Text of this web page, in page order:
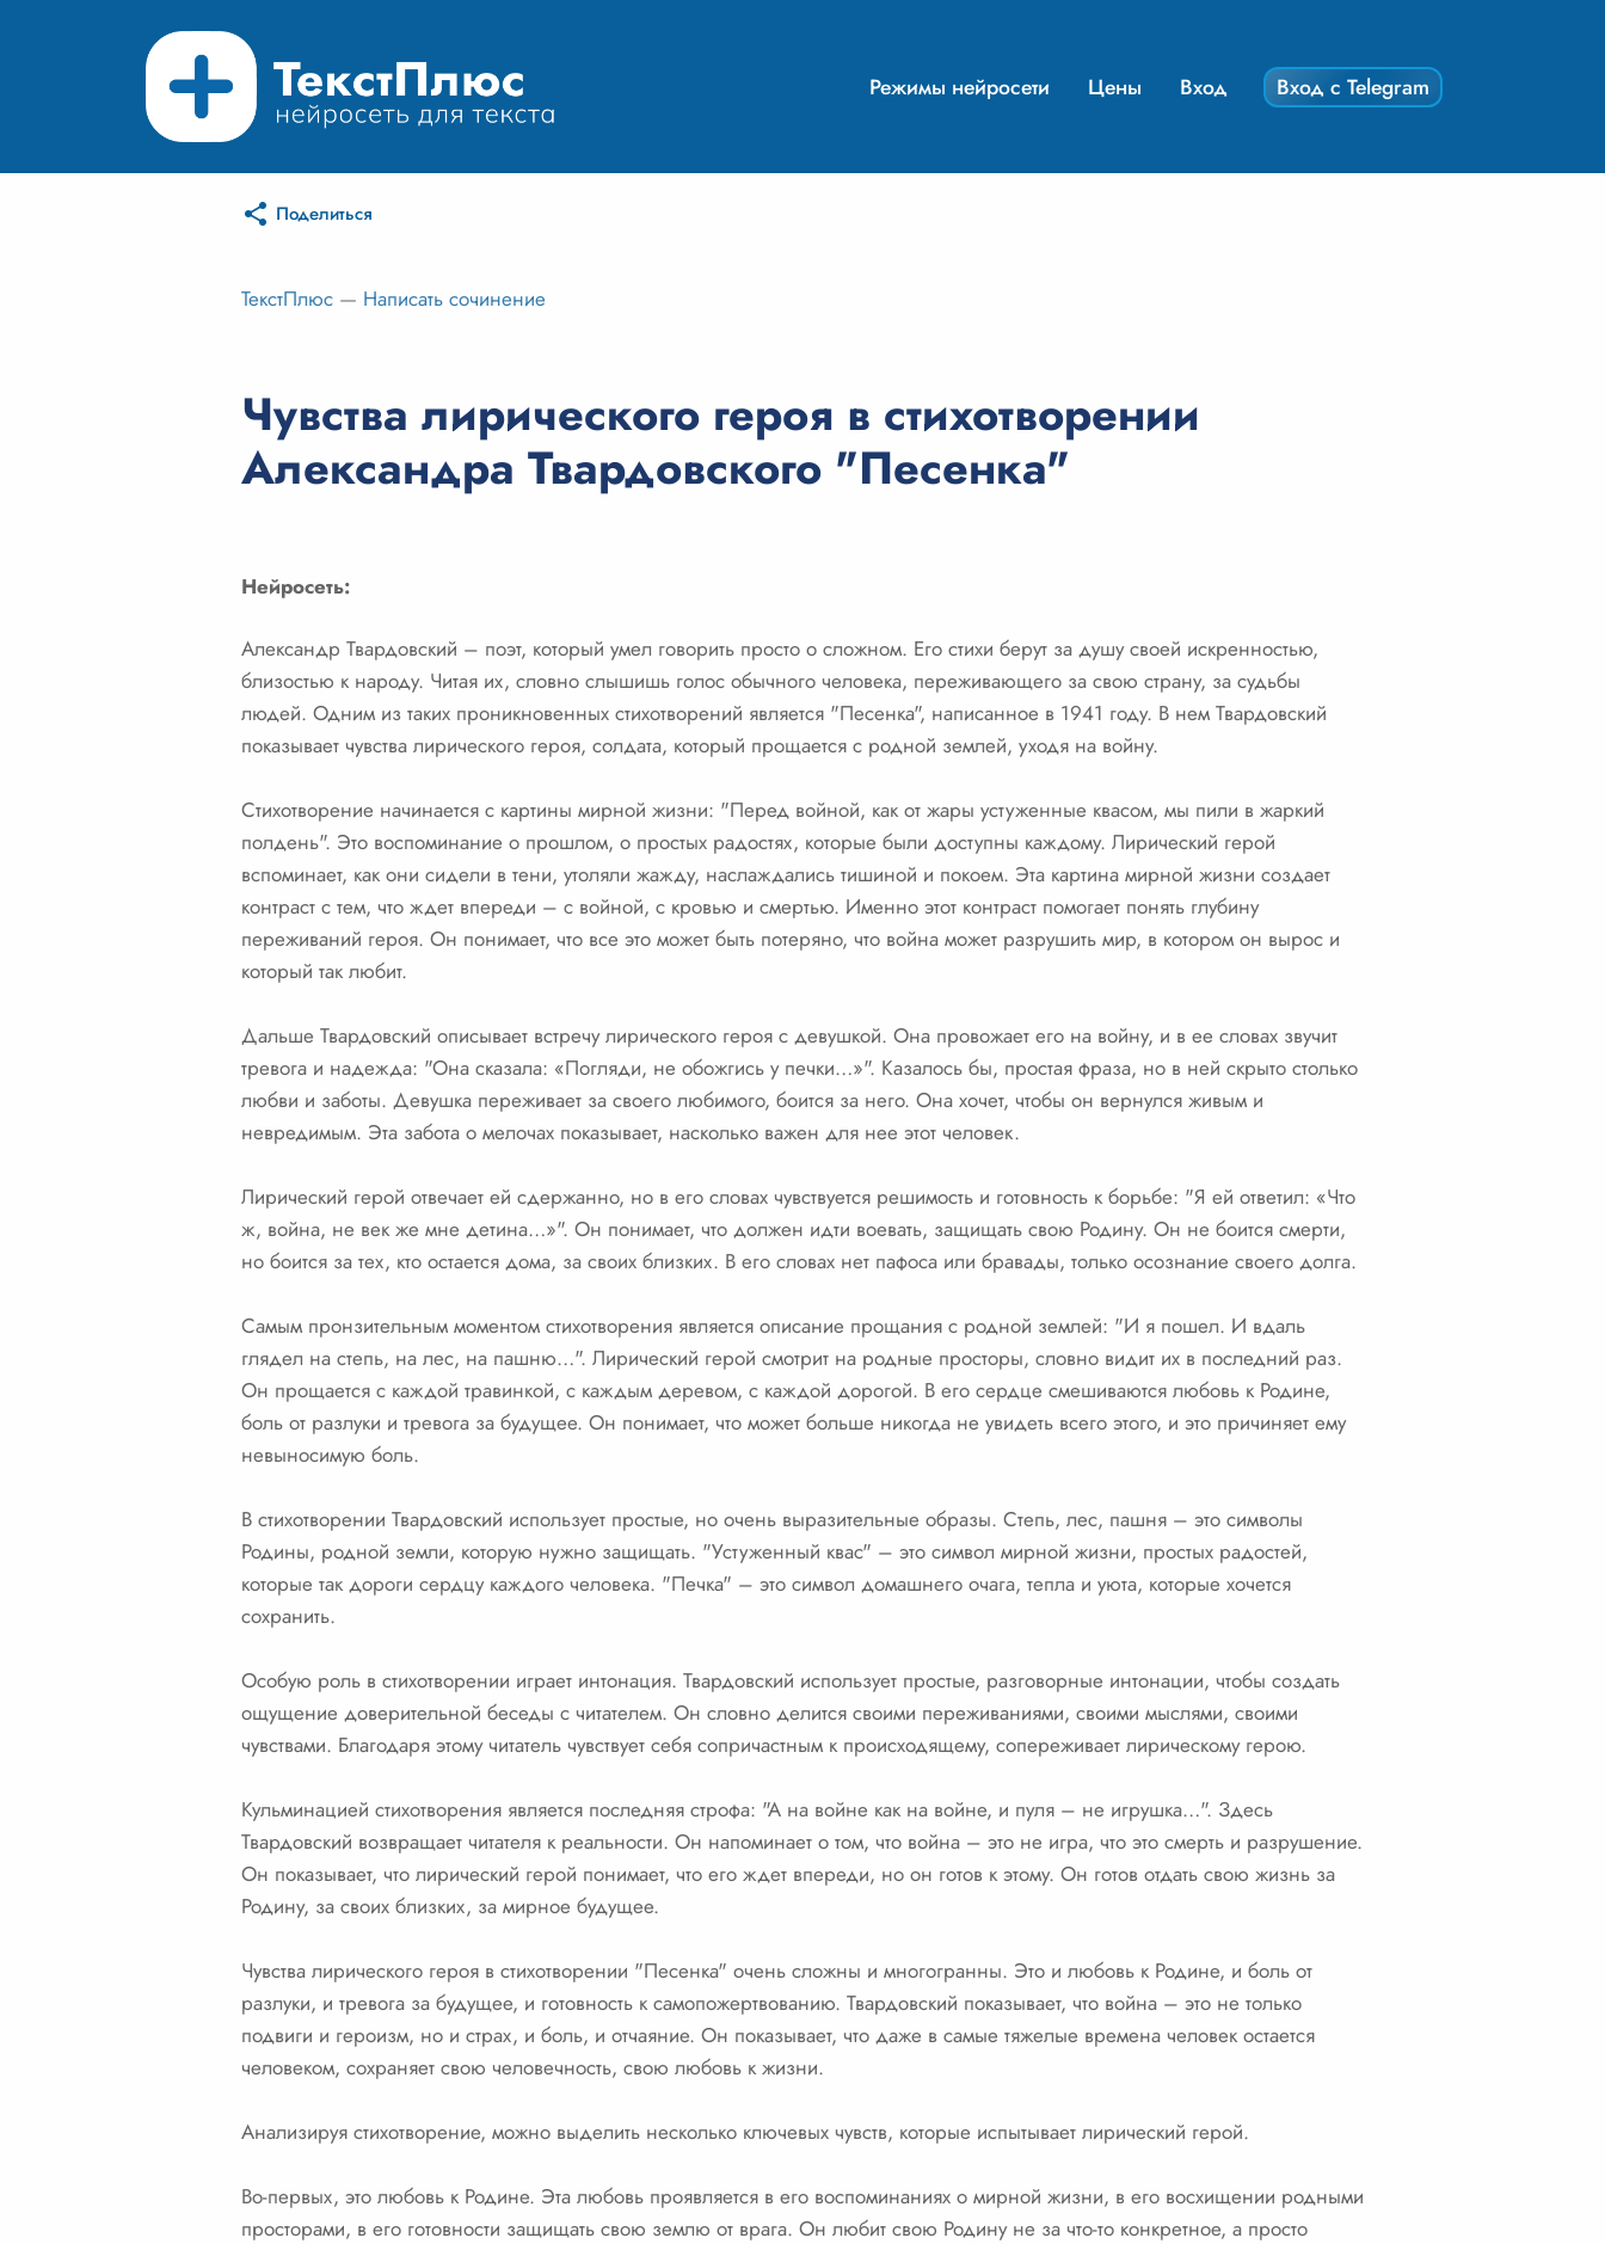
Режимы нейросети Цены Вход Вход с Telegram
Поделиться
ТекстПлюс — Написать сочинение
Чувства лирического героя в стихотворении
Александра Твардовского "Песенка"
Нейросеть:
Александр Твардовский – поэт, который умел говорить просто о сложном. Его стихи берут за душу своей искренностью,
близостью к народу. Читая их, словно слышишь голос обычного человека, переживающего за свою страну, за судьбы
людей. Одним из таких проникновенных стихотворений является "Песенка", написанное в 1941 году. В нем Твардовский
показывает чувства лирического героя, солдата, который прощается с родной землей, уходя на войну.
Стихотворение начинается с картины мирной жизни: "Перед войной, как от жары устуженные квасом, мы пили в жаркий
полдень". Это воспоминание о прошлом, о простых радостях, которые были доступны каждому. Лирический герой
вспоминает, как они сидели в тени, утоляли жажду, наслаждались тишиной и покоем. Эта картина мирной жизни создает
контраст с тем, что ждет впереди – с войной, с кровью и смертью. Именно этот контраст помогает понять глубину
переживаний героя. Он понимает, что все это может быть потеряно, что война может разрушить мир, в котором он вырос и
который так любит.
Дальше Твардовский описывает встречу лирического героя с девушкой. Она провожает его на войну, и в ее словах звучит
тревога и надежда: "Она сказала: «Погляди, не обожгись у печки…»". Казалось бы, простая фраза, но в ней скрыто столько
любви и заботы. Девушка переживает за своего любимого, боится за него. Она хочет, чтобы он вернулся живым и
невредимым. Эта забота о мелочах показывает, насколько важен для нее этот человек.
Лирический герой отвечает ей сдержанно, но в его словах чувствуется решимость и готовность к борьбе: "Я ей ответил: «Что
ж, война, не век же мне детина…»". Он понимает, что должен идти воевать, защищать свою Родину. Он не боится смерти,
но боится за тех, кто остается дома, за своих близких. В его словах нет пафоса или бравады, только осознание своего долга.
Самым пронзительным моментом стихотворения является описание прощания с родной землей: "И я пошел. И вдаль
глядел на степь, на лес, на пашню…". Лирический герой смотрит на родные просторы, словно видит их в последний раз.
Он прощается с каждой травинкой, с каждым деревом, с каждой дорогой. В его сердце смешиваются любовь к Родине,
боль от разлуки и тревога за будущее. Он понимает, что может больше никогда не увидеть всего этого, и это причиняет ему
невыносимую боль.
В стихотворении Твардовский использует простые, но очень выразительные образы. Степь, лес, пашня – это символы
Родины, родной земли, которую нужно защищать. "Устуженный квас" – это символ мирной жизни, простых радостей,
которые так дороги сердцу каждого человека. "Печка" – это символ домашнего очага, тепла и уюта, которые хочется
сохранить.
Особую роль в стихотворении играет интонация. Твардовский использует простые, разговорные интонации, чтобы создать
ощущение доверительной беседы с читателем. Он словно делится своими переживаниями, своими мыслями, своими
чувствами. Благодаря этому читатель чувствует себя сопричастным к происходящему, сопереживает лирическому герою.
Кульминацией стихотворения является последняя строфа: "А на войне как на войне, и пуля – не игрушка…". Здесь
Твардовский возвращает читателя к реальности. Он напоминает о том, что война – это не игра, что это смерть и разрушение.
Он показывает, что лирический герой понимает, что его ждет впереди, но он готов к этому. Он готов отдать свою жизнь за
Родину, за своих близких, за мирное будущее.
Чувства лирического героя в стихотворении "Песенка" очень сложны и многогранны. Это и любовь к Родине, и боль от
разлуки, и тревога за будущее, и готовность к самопожертвованию. Твардовский показывает, что война – это не только
подвиги и героизм, но и страх, и боль, и отчаяние. Он показывает, что даже в самые тяжелые времена человек остается
человеком, сохраняет свою человечность, свою любовь к жизни.
Анализируя стихотворение, можно выделить несколько ключевых чувств, которые испытывает лирический герой.
Во-первых, это любовь к Родине. Эта любовь проявляется в его воспоминаниях о мирной жизни, в его восхищении родными
просторами, в его готовности защищать свою землю от врага. Он любит свою Родину не за что-то конкретное, а просто